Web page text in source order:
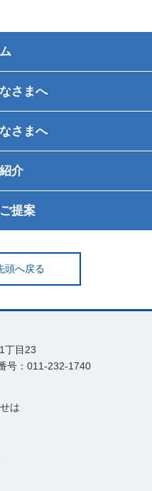
さまへ
さまへ
介
提案
頭へ戻る
丁目23
号：011-232-1740
は